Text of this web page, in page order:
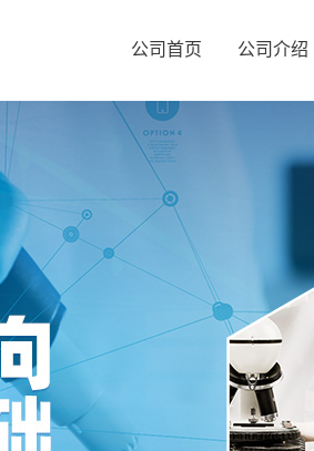
公司首页 公司介绍